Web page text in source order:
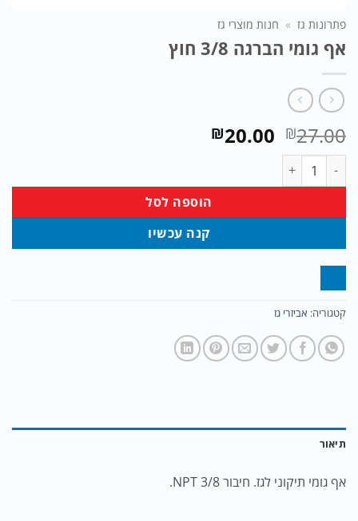
פתרונות גז » חנות מוצרי גז
אף גומי הברגה 3/8 חוץ
₪27.00 המחיר
₪27.00.
₪20.00
₪20.00.
כמות של אף גומי הברגה 3/8 חוץ
הוספה לסל
קנה עכשיו
קטגוריה: אביזרי גז
תיאור
אף גומי תיקוני לגז. חיבור 3/8 NPT.